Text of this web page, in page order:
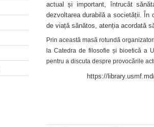
actual și important, întrucât
dezvoltarea durabilă a societății. În
de viață sănătos, atenția acordată
Prin această masă rotundă
la Catedra de filosofie și bioetică a
pentru a discuta despre provocările
https://